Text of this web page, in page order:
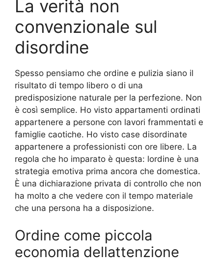
La verità non
convenzionale sul
disordine
Spesso pensiamo che ordine e pulizia siano il
risultato di tempo libero o di una
predisposizione naturale per la perfezione. Non
è così semplice. Ho visto appartamenti ordinati
appartenere a persone con lavori frammentati e
famiglie caotiche. Ho visto case disordinate
appartenere a professionisti con ore libere. La
regola che ho imparato è questa: lordine è una
strategia emotiva prima ancora che domestica.
È una dichiarazione privata di controllo che non
ha molto a che vedere con il tempo materiale
che una persona ha a disposizione.
Ordine come piccola
economia dellattenzione